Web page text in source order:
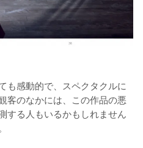
も感動的で、スペクタクルに
客のなかには、この作品の悪
する人もいるかもしれません